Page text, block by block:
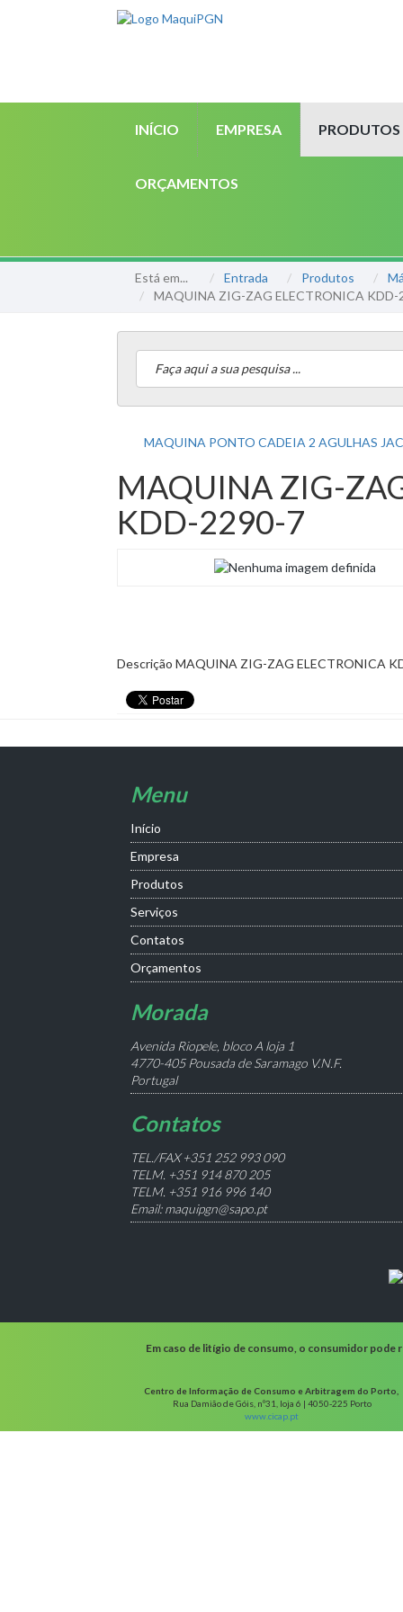
INÍCIO EMPRESA PRODUTOS
ORÇAMENTOS
Está em... Entrada Produtos
MAQUINA ZIG-ZAG ELECTRONICA KDD-
MAQUINA PONTO CADEIA 2 AGULHAS
MAQUINA ZIG-
KDD-2290-7
Descrição MAQUINA ZIG-ZAG ELECTRONICA
Menu
Início
Empresa
Produtos
Serviços
Contatos
Orçamentos
Morada
Avenida Riopele, bloco A loja 1
4770-405 Pousada de Saramago V.N.F.
Portugal
Contatos
TEL./FAX +351 252 993 090
TELM. +351 914 870 205
TELM. +351 916 996 140
Email: maquipgn@sapo.pt
Em caso de litígio de consumo, o consumidor
Centro de Informação de Consumo e Arbitragem do Porto,
Rua Damião de Góis, nº31, loja 6 | 4050-225 Porto
www.cicap.pt